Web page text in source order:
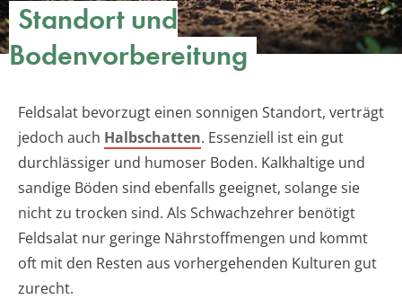
Standort und
Bodenvorbereitung
Feldsalat bevorzugt einen sonnigen Standort, verträgt
jedoch auch Halbschatten. Essenziell ist ein gut
durchlässiger und humoser Boden. Kalkhaltige und
sandige Böden sind ebenfalls geeignet, solange sie
nicht zu trocken sind. Als Schwachzehrer benötigt
Feldsalat nur geringe Nährstoffmengen und kommt
oft mit den Resten aus vorhergehenden Kulturen gut
zurecht.